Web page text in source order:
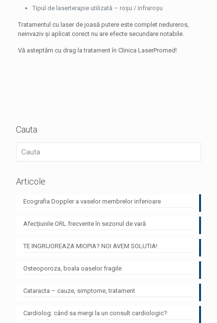
Tipul de laserterapie utilizată – roșu / infraroșu
Tratamentul cu laser de joasă putere este complet nedureros,
neinvaziv și aplicat corect nu are efecte secundare notabile.
Vă asteptăm cu drag la tratament în Clinica LaserPromed!
Cauta
Articole
Ecografia Doppler a vaselor membrelor inferioare
Afecțiunile ORL frecvente în sezonul de vară
TE INGRIJOREAZA MIOPIA? NOI AVEM SOLUTIA!
Osteoporoza, boala oaselor fragile
Cataracta – cauze, simptome, tratament
Cardiolog: când sa mergi la un consult cardiologic?